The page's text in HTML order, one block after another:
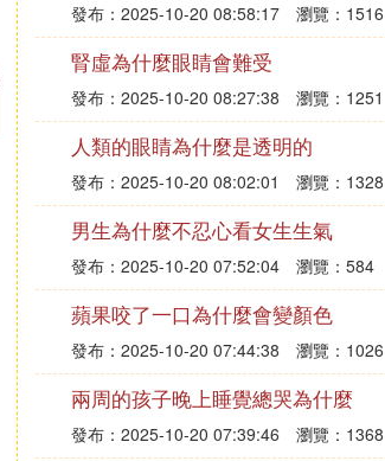
發布：2025-10-20 08:58:17 瀏覽：1516
腎虛為什麼眼睛會難受
發布：2025-10-20 08:27:38 瀏覽：1251
人類的眼睛為什麼是透明的
發布：2025-10-20 08:02:01 瀏覽：1328
男生為什麼不忍心看女生生氣
發布：2025-10-20 07:52:04 瀏覽：584
蘋果咬了一口為什麼會變顏色
發布：2025-10-20 07:44:38 瀏覽：1026
兩周的孩子晚上睡覺總哭為什麼
發布：2025-10-20 07:39:46 瀏覽：1368